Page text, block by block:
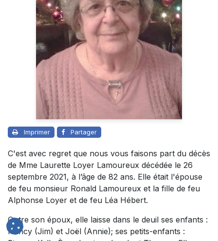
Imprimer Partager
C'est avec regret que nous vous faisons part du décès
de Mme Laurette Loyer Lamoureux décédée le 26
septembre 2021, à l’âge de 82 ans. Elle était l'épouse
de feu monsieur Ronald Lamoureux et la fille de feu
Alphonse Loyer et de feu Léa Hébert.
Outre son époux, elle laisse dans le deuil ses enfants :
Nancy (Jim) et Joël (Annie); ses petits-enfants :